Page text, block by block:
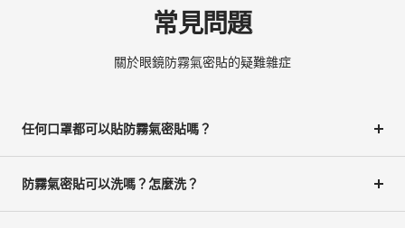
常見問題
關於眼鏡防霧氣密貼的疑難雜症
任何口罩都可以貼防霧氣密貼嗎？
防霧氣密貼可以洗嗎？怎麼洗？